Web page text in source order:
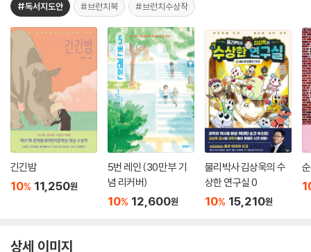
#독서지도안 #브런치북 #브런치수상작
긴긴밤
10% 11,250원
5번 레인 (30만 부 기
념 리커버)
10% 12,600원
물리박사 김상욱의 수
상한 연구실 0
10% 15,210원
상세 이미지